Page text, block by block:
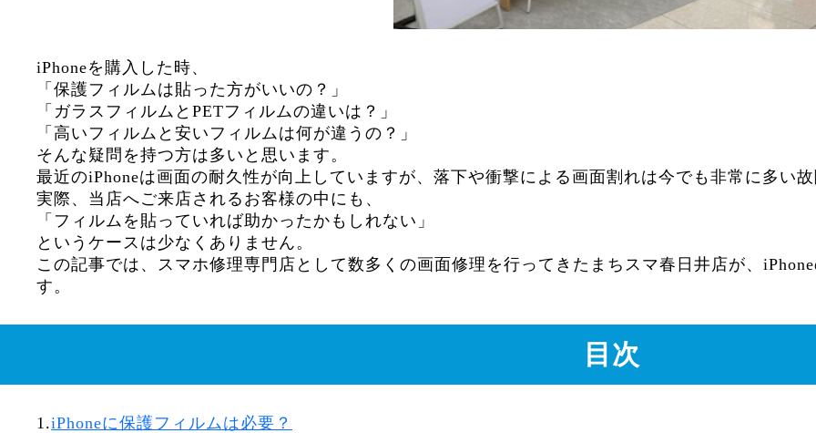
iPhoneを購入した時、
「保護フィルムは貼った方がいいの？」
「ガラスフィルムとPETフィルムの違いは？」
「高いフィルムと安いフィルムは何が違うの？」
そんな疑問を持つ方は多いと思います。
最近のiPhoneは画面の耐久性が向上していますが、落下や衝撃による画面割れは今でも非常に多い故
実際、当店へご来店されるお客様の中にも、
「フィルムを貼っていれば助かったかもしれない」
というケースは少なくありません。
この記事では、スマホ修理専門店として数多くの画面修理を行ってきたまちスマ春日井店が、
す。
目次
1.iPhoneに保護フィルムは必要？